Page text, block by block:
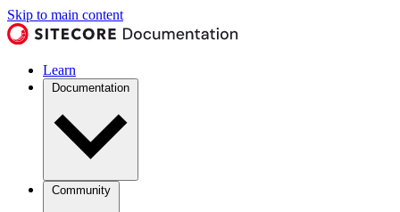
Skip to main content
Learn
Documentation
Community